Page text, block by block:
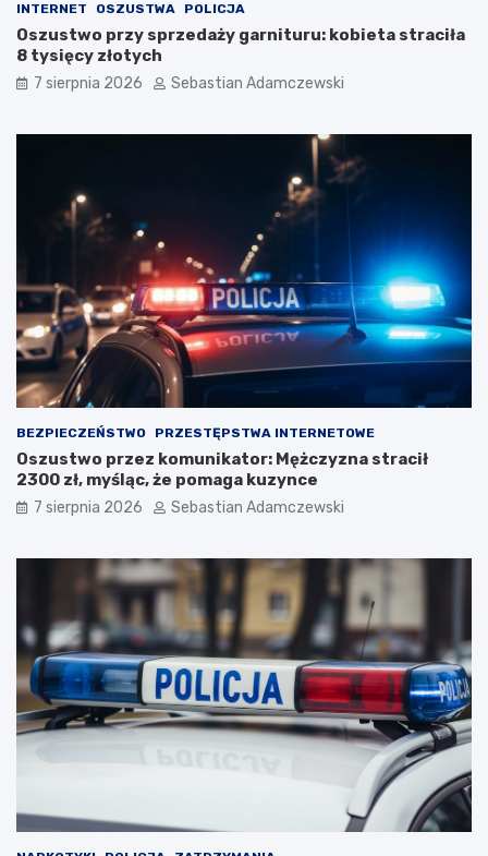
INTERNET OSZUSTWA POLICJA
Oszustwo przy sprzedaży garnituru: kobieta straciła
8 tysięcy złotych
7 sierpnia 2026 Sebastian Adamczewski
BEZPIECZEŃSTWO PRZESTĘPSTWA INTERNETOWE
Oszustwo przez komunikator: Mężczyzna stracił
2300 zł, myśląc, że pomaga kuzynce
7 sierpnia 2026 Sebastian Adamczewski